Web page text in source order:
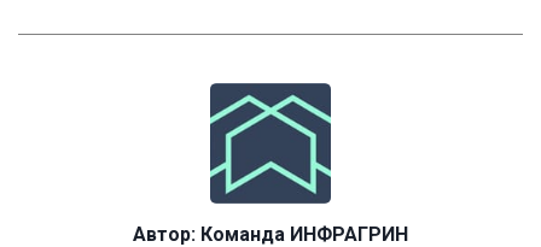
Автор: Команда ИНФРАГРИН